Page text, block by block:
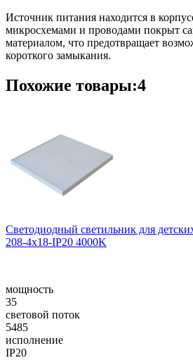
Источник питания находится в
микросхемами и проводами покрыт
материалом, что предотвращает
короткого замыкания.
Похожие товары:4
Светодиодный светильник для
208-4x18-IP20 4000K
мощность
35
световой поток
5485
исполнение
IP20